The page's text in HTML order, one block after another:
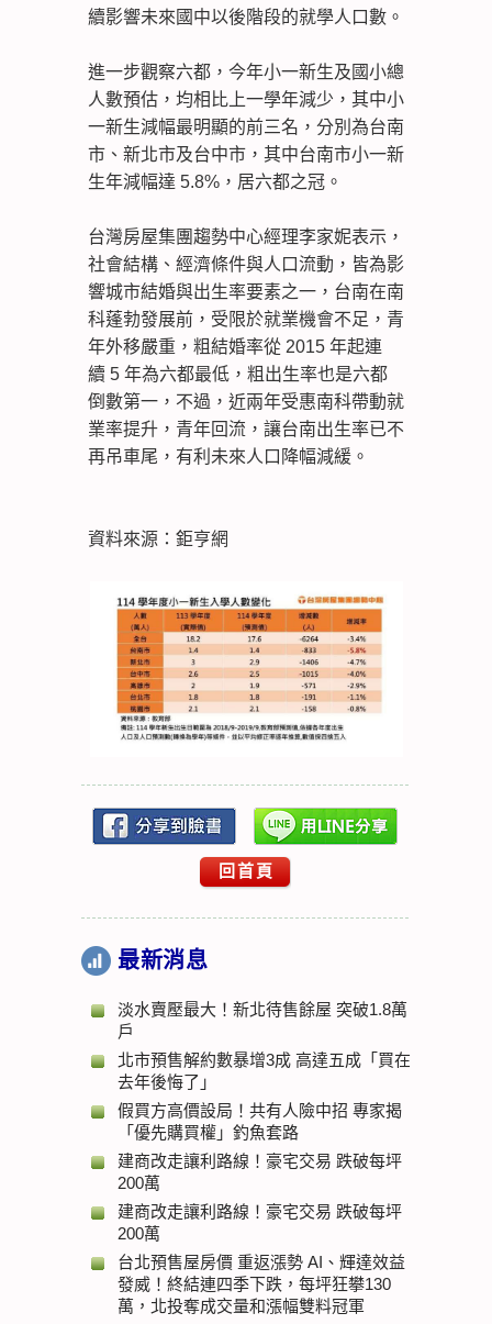
續影響未來國中以後階段的就學人口數。
進一步觀察六都，今年小一新生及國小總
人數預估，均相比上一學年減少，其中小
一新生減幅最明顯的前三名，分別為台南
市、新北市及台中市，其中台南市小一新
生年減幅達 5.8%，居六都之冠。
台灣房屋集團趨勢中心經理李家妮表示，
社會結構、經濟條件與人口流動，皆為影
響城市結婚與出生率要素之一，台南在南
科蓬勃發展前，受限於就業機會不足，青
年外移嚴重，粗結婚率從 2015 年起連
續 5 年為六都最低，粗出生率也是六都
倒數第一，不過，近兩年受惠南科帶動就
業率提升，青年回流，讓台南出生率已不
再吊車尾，有利未來人口降幅減緩。
資料來源：鉅亨網
回首頁
最新消息
淡水賣壓最大！新北待售餘屋 突破1.8萬
戶
北市預售解約數暴增3成 高達五成「買在
去年後悔了」
假買方高價設局！共有人險中招 專家揭
「優先購買權」釣魚套路
建商改走讓利路線！豪宅交易 跌破每坪
200萬
建商改走讓利路線！豪宅交易 跌破每坪
200萬
台北預售屋房價 重返漲勢 AI、輝達效益
發威！終結連四季下跌，每坪狂攀130
萬，北投奪成交量和漲幅雙料冠軍